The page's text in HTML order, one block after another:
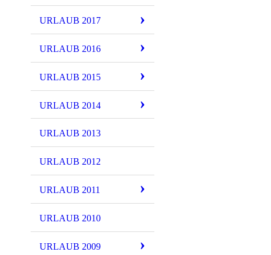
URLAUB 2017
URLAUB 2016
URLAUB 2015
URLAUB 2014
URLAUB 2013
URLAUB 2012
URLAUB 2011
URLAUB 2010
URLAUB 2009